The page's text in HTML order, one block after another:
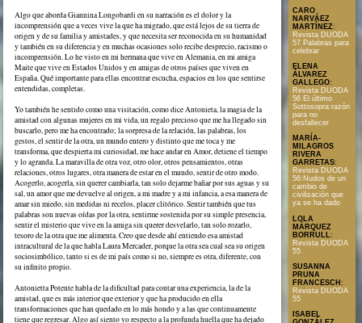
Algo que aborda Giannina Longobardi en su narración es el dolor y la
incomprensión que a veces vive la que ha migrado, que está lejos de su tierra de
origen y de su familia y amistades, y que necesita ser reconocida en su humanidad
y también en su diferencia y en muchas ocasiones solo recibe desprecio, racismo o
incomprensión. Lo he visto en mi hermana que vive en Alemania, en mi amiga
Maite que vive en Estados Unidos y en amigas de otros países que viven en
España. Qué importante para ellas encontrar escucha, espacios en los que sentirse
entendidas, completas.
Yo también he sentido como una visitación, como dice Antonieta, la magia de la
amistad con algunas mujeres en mi vida, un regalo precioso que me ha llegado sin
buscarlo, pero me ha encontrado; la sorpresa de la relación, las palabras, los
gestos, el sentir de la otra, un mundo entero y distinto que me toca y me
transforma, que despierta mi curiosidad, me hace andar en Amor, detiene el tiempo
y lo agranda. La maravilla de otra voz, otro olor, otros pensamientos, otras
relaciones, otros lugares, otra manera de estar en el mundo, sentir de otro modo.
Acogerlo, acogerla, sin querer cambiarla, tan solo dejarme bañar por sus aguas y su
sal, un amor que me devuelve al origen, a mi madre y a mi infancia, a esa manera de
amar sin miedo, sin medidas ni recelos, placer clitórico. Sentir también que tus
palabras son nuevas oídas por la otra, sentirme sostenida por su simple presencia,
sentir el misterio que vive en la amiga sin querer desvelarlo, tan solo rozarlo,
tesoro de la otra que me alimenta. Creo que desde ahí entiendo esa amistad
intracultural de la que habla Laura Mercader, porque la otra sea cual sea su origen
sociosimbólico, tanto si es de mi país como si no, siempre es otra, diferente, con
su infinito propio.
Antonietta Potente habla de la dificultad para contar una experiencia, la de la
amistad, que es más interior que exterior y que ha producido en ella
transformaciones que han quedado en lo más hondo y a las que continuamente
tiene que regresar. Algo así siento yo respecto a la profunda huella que ha dejado
CARO
NARVÁEZ
MARTÍNEZ:
Revista DUODA
57 Palabras para
celebrar
ELENA
ÁLVAREZ
GALLEGO:
Revista DUODA
56 El último
Sottosopra:razón
para no
desfallecer
MARÍA-
MILAGROS
RIVERA
GARRETAS:
Revista DUODA
56:Nudos de un
cambio de
civilización que
ya se ha dado
LOLA
MÁRQUEZ
BORRULL :
Revista DUODA
55
SUSANNA
PRUNA
FRANCESCH :
Revista DUODA
55
ISABEL